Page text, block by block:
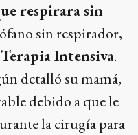
respirara sin
sin respirador,
Terapia Intensiva.
detalló su mamá,
debido a que le
la cirugía para